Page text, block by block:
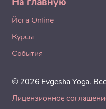
Йога Online
Курсы
События
© 2026 Evgesha Yoga.
Лицензионное